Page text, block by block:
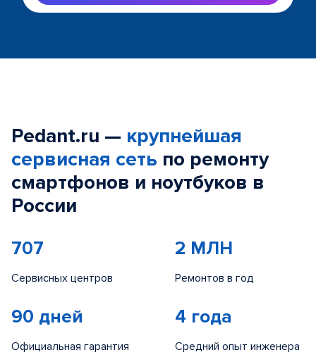
Pedant.ru — крупнейшая
сервисная сеть по ремонту
смартфонов и ноутбуков в
России
707
Сервисных центров
2 МЛН
Ремонтов в год
90 дней
Официальная гарантия
4 года
Средний опыт инженера